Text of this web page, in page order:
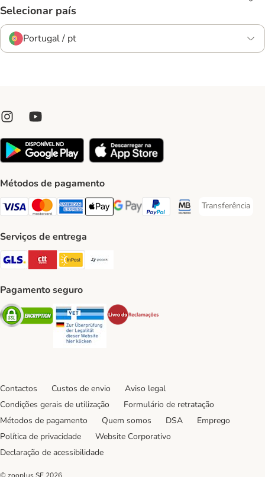
Selecionar país
Portugal / pt
Métodos de pagamento
Visa Payment Method
Mastercard Payment Method
American Express Payment Method
Apple Pay Payment Method
Google Pay Payment Method
PayPal Payment Method
Multibanco Payment
Transferência
Transferência
Serviços de entrega
GLS Shipping Method
CTTExpress Shipping Method
InPost Shipping Method
Pagamento seguro
Security Security
Contactos Custos de envio
Aviso legal
Condições gerais de utilização
Formulário de retratação
Métodos de pagamento
Quem somos DSA
Emprego
Política de privacidade
Website Corporativo
Declaração de acessibilidade